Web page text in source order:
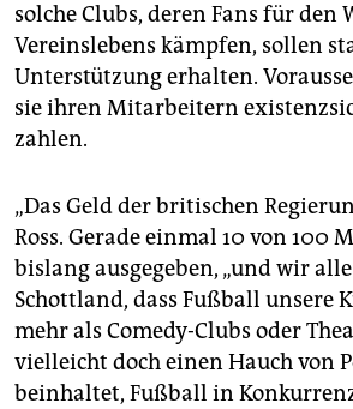
solche Clubs, deren Fans für den
Vereinslebens kämpfen, sollen
Unterstützung erhalten.
sie ihren Mitarbeitern
zahlen.
„Das Geld der britischen
Ross. Gerade einmal 10 von 100
bislang ausgegeben, „und wir
Schottland, dass Fußball unsere
mehr als Comedy-Clubs oder
vielleicht doch einen Hauch von
beinhaltet, Fußball in